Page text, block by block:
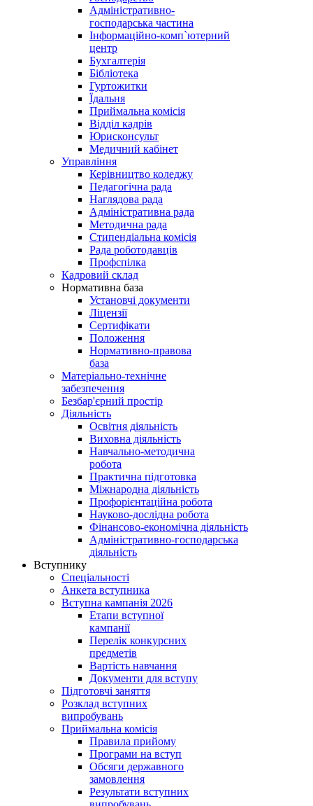
Адміністративно-
господарська частина
Інформаційно-комп`ютерний
центр
Бухгалтерія
Бібліотека
Гуртожитки
Їдальня
Приймальна комісія
Відділ кадрів
Юрисконсульт
Медичний кабінет
Управління
Керівництво коледжу
Педагогічна рада
Наглядова рада
Адміністративна рада
Методична рада
Стипендіальна комісія
Рада роботодавців
Профспілка
Кадровий склад
Нормативна база
Установчі документи
Ліцензії
Сертифікати
Положення
Нормативно-правова
база
Матеріально-технічне
забезпечення
Безбар'єрний простір
Діяльність
Освітня діяльність
Виховна діяльність
Навчально-методична
робота
Практична підготовка
Міжнародна діяльність
Профорієнтаційна робота
Науково-дослідна робота
Фінансово-економічна діяльність
Адміністративно-господарська
діяльність
Вступнику
Спеціальності
Анкета вступника
Вступна кампанія 2026
Етапи вступної
кампанії
Перелік конкурсних
предметів
Вартість навчання
Документи для вступу
Підготовчі заняття
Розклад вступних
випробувань
Приймальна комісія
Правила прийому
Програми на вступ
Обсяги державного
замовлення
Результати вступних